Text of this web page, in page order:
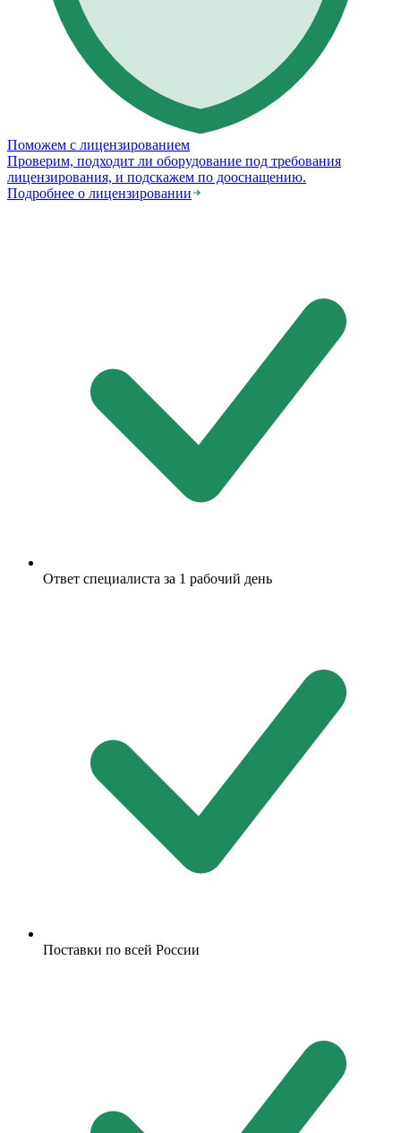
Поможем с лицензированием
Проверим, подходит ли оборудование под требования
лицензирования, и подскажем по дооснащению.
Подробнее о лицензировании
Ответ специалиста за 1 рабочий день
Поставки по всей России